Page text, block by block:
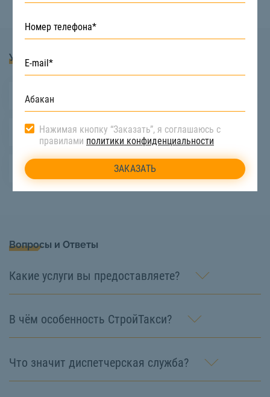
Услуги
Манипулятор 5 тонн
Автокран 25 тонн
Манипулятор 10 тонн
Вопросы и Ответы
Какие услуги вы предоставляете?
В чём особенность СтройТакси?
Что значит диспетчерская служба?
Нажимая кнопку “Заказать”, я соглашаюсь с
правилами политики конфиденциальности